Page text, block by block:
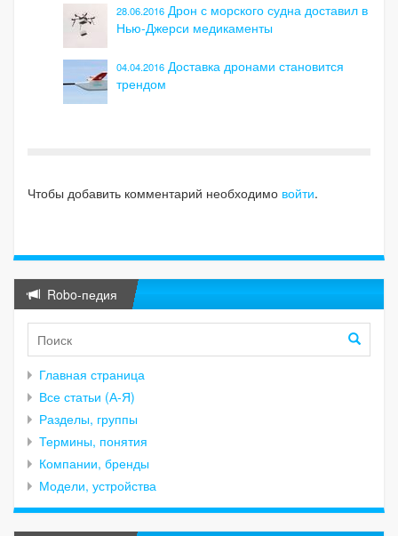
28.06.2016 Дрон с морского судна доставил в
Нью-Джерси медикаменты
04.04.2016 Доставка дронами становится
трендом
Чтобы добавить комментарий необходимо войти.
Robo-педия
Главная страница
Все статьи (А-Я)
Разделы, группы
Термины, понятия
Компании, бренды
Модели, устройства